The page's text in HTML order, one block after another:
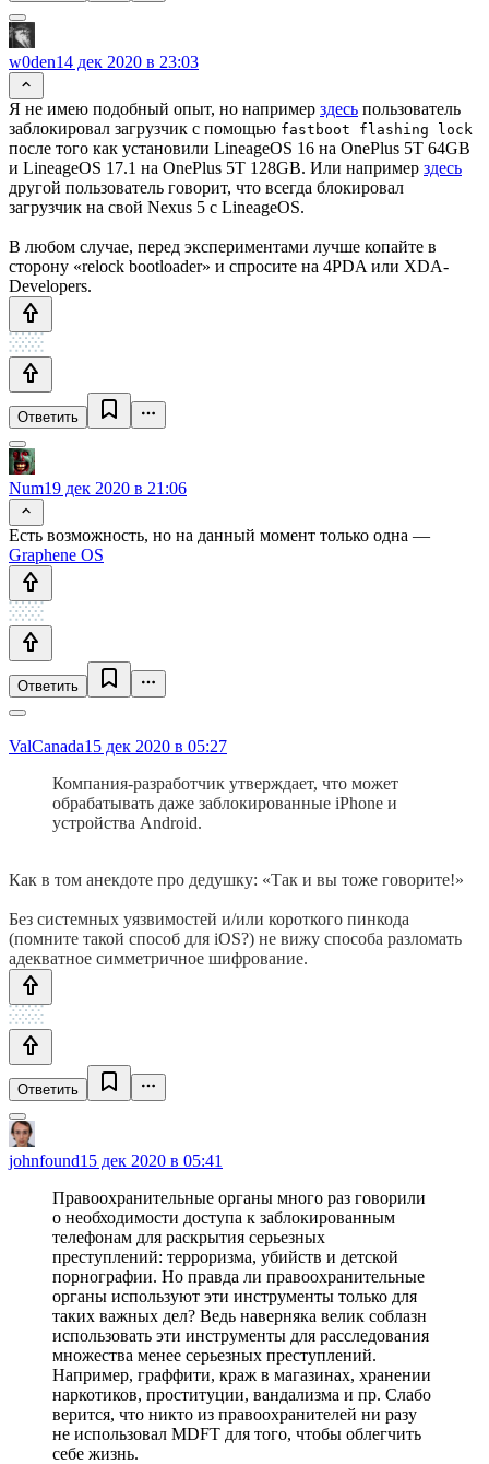
w0den14 дек 2020 в 23:03
Я не имею подобный опыт, но например здесь пользователь
заблокировал загрузчик с помощью fastboot flashing lock
после того как установили LineageOS 16 на OnePlus 5T 64GB
и LineageOS 17.1 на OnePlus 5T 128GB. Или например здесь
другой пользователь говорит, что всегда блокировал
загрузчик на свой Nexus 5 с LineageOS.
В любом случае, перед экспериментами лучше копайте в
сторону «relock bootloader» и спросите на 4PDA или XDA-
Developers.
Ответить
Num19 дек 2020 в 21:06
Есть возможность, но на данный момент только одна —
Graphene OS
Ответить
ValCanada15 дек 2020 в 05:27
Компания-разработчик утверждает, что может
обрабатывать даже заблокированные iPhone и
устройства Android.
Как в том анекдоте про дедушку: «Так и вы тоже говорите!»
Без системных уязвимостей и/или короткого пинкода
(помните такой способ для iOS?) не вижу способа разломать
адекватное симметричное шифрование.
Ответить
johnfound15 дек 2020 в 05:41
Правоохранительные органы много раз говорили
о необходимости доступа к заблокированным
телефонам для раскрытия серьезных
преступлений: терроризма, убийств и детской
порнографии. Но правда ли правоохранительные
органы используют эти инструменты только для
таких важных дел? Ведь наверняка велик соблазн
использовать эти инструменты для расследования
множества менее серьезных преступлений.
Например, граффити, краж в магазинах, хранении
наркотиков, проституции, вандализма и пр. Слабо
верится, что никто из правоохранителей ни разу
не использовал MDFT для того, чтобы облегчить
себе жизнь.